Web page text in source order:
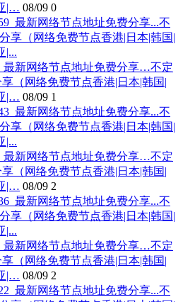
|… 08/09 0
最新网络节点地址免费分享…不定
（网络免费节点香港|日本|韩国|
|… 08/09 1
最新网络节点地址免费分享…不定
（网络免费节点香港|日本|韩国|
|… 08/09 2
最新网络节点地址免费分享…不定
（网络免费节点香港|日本|韩国|
|… 08/09 2